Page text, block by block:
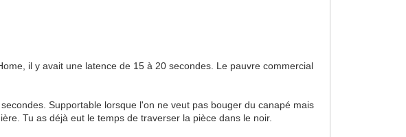
il y avait une latence de 15 à 20 secondes. Le pauvre commercial
Supportable lorsque l'on ne veut pas bouger du canapé mais
Tu as déjà eut le temps de traverser la pièce dans le noir.